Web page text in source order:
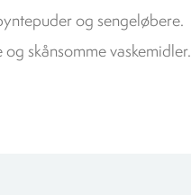
og sengeløbere.
skånsomme vaskemidler.